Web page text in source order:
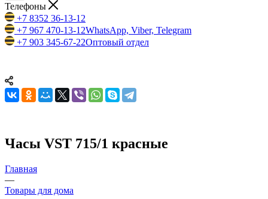
Телефоны
+7 8352 36-13-12
+7 967 470-13-12WhatsApp, Viber, Telegram
+7 903 345-67-22Оптовый отдел
Часы VST 715/1 красные
Главная
—
Товары для дома